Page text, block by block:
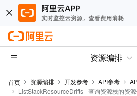
资源编排
首页 资源编排 开发参考 API参考
ListStackResourceDrifts - 查询资源栈的资